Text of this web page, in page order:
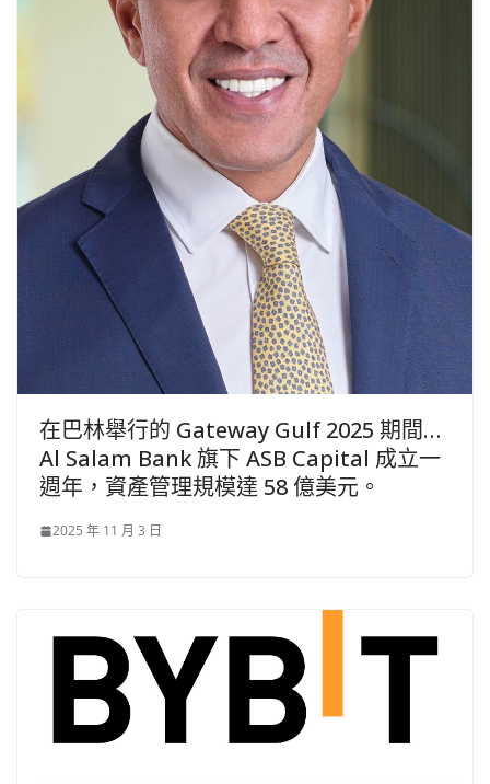
在巴林舉行的 Gateway Gulf 2025 期間…
Al Salam Bank 旗下 ASB Capital 成立一
週年，資產管理規模達 58 億美元。
2025 年 11 月 3 日